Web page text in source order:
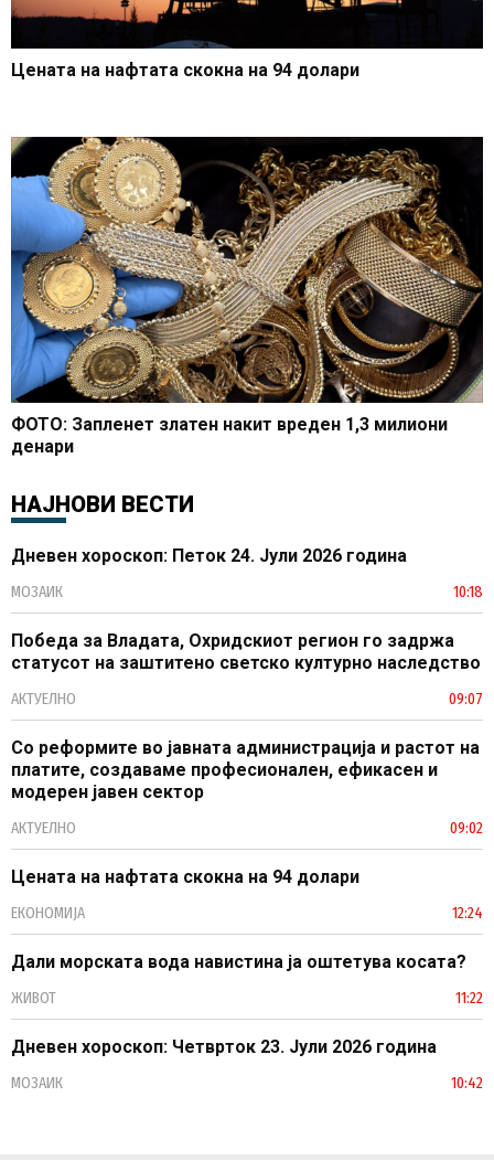
Цената на нафтата скокна на 94 долари
ФОТО: Запленет златен накит вреден 1,3 милиони
денари
НАЈНОВИ ВЕСТИ
Дневен хороскоп: Петок 24. Јули 2026 година
МОЗАИК 10:18
Победа за Владата, Охридскиот регион го задржа
статусот на заштитено светско културно наследство
АКТУЕЛНО 09:07
Со реформите во јавната администрација и растот на
платите, создаваме професионален, ефикасен и
модерен јавен сектор
АКТУЕЛНО 09:02
Цената на нафтата скокна на 94 долари
ЕКОНОМИЈА 12:24
Дали морската вода навистина ја оштетува косата?
ЖИВОТ 11:22
Дневен хороскоп: Четврток 23. Јули 2026 година
МОЗАИК 10:42